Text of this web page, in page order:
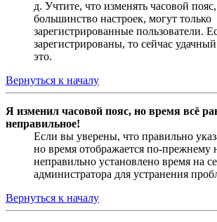
д. Учтите, что изменять часовой
большинство настроек, могут только
зарегистрированные пользователи.
зарегистрированы, то сейчас
это.
Вернуться к началу
Я изменил часовой пояс, но время всё
неправильное!
Если вы уверены, что правильно
но время отображается по-прежнему
неправильно установлено время на
администратора для устранения
Вернуться к началу